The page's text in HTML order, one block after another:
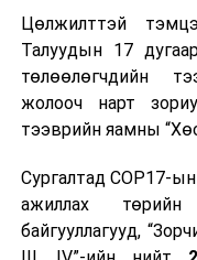
Засварын ажлыг
чөлөөлсний дараа
үзэж
хандахыг хэрэглэгч
Цахим
Цөлжилттэй
Талуудын 17
төлөөлөгчдийн
жолооч нарт
тээврийн яамны
Сургалтад COP17-
ажиллах
байгууллагууд,